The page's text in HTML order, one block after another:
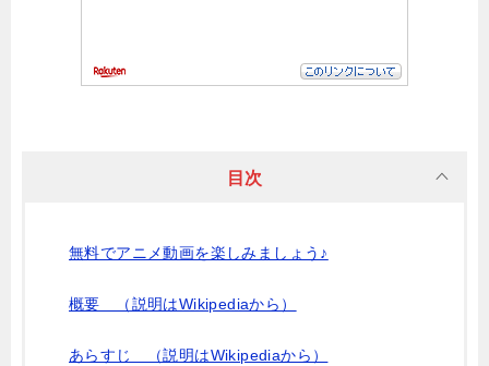
目次
無料でアニメ動画を楽しみましょう♪
概要 （説明はWikipediaから）
あらすじ （説明はWikipediaから）